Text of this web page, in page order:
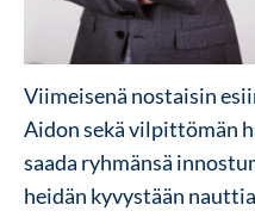
Viimeisenä nostaisin
Aidon sekä vilpittömän
saada ryhmänsä
heidän kyvystään